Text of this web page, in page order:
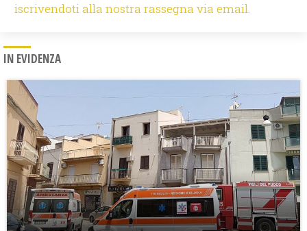
iscrivendoti alla nostra rassegna via email.
IN EVIDENZA